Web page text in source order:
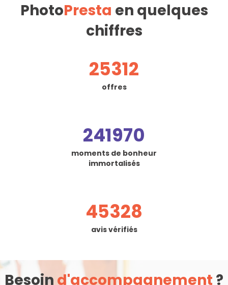
PhotoPresta en quelques
chiffres
25312
offres
241970
moments de bonheur
immortalisés
45328
avis vérifiés
Besoin d'accompagnement ?